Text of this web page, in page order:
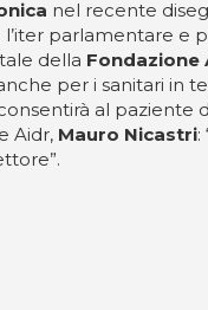
nel recente
parlamentare e
della Fondazione
per i sanitari in
al paziente
Aidr, Mauro Nicastri: